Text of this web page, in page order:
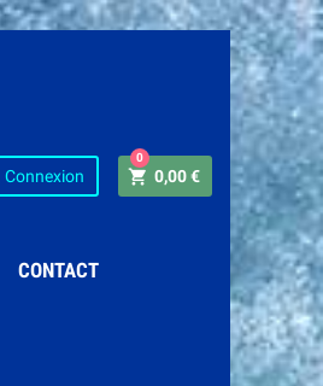
Connexion shopping_cart 0,00 €
0
CONTACT